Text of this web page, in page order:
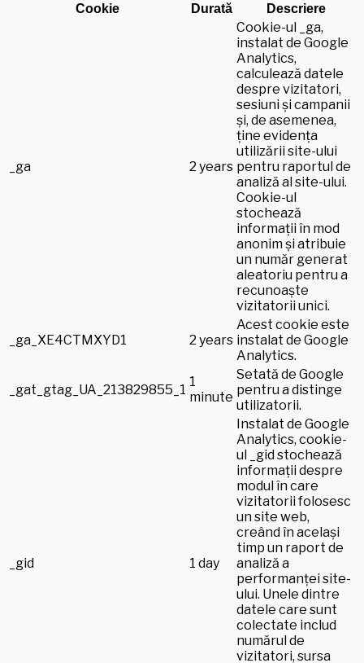
Cookie Durată Descriere
_ga 2 years
Cookie-ul _ga,
instalat de Google
Analytics,
calculează datele
despre vizitatori,
sesiuni și campanii
și, de asemenea,
ține evidența
utilizării site-ului
pentru raportul de
analiză al site-ului.
Cookie-ul
stochează
informații în mod
anonim și atribuie
un număr generat
aleatoriu pentru a
recunoaște
vizitatorii unici.
_ga_XE4CTMXYD1 2 years
Acest cookie este
instalat de Google
Analytics.
_gat_gtag_UA_213829855_1
1
minute
Setată de Google
pentru a distinge
utilizatorii.
_gid 1 day
Instalat de Google
Analytics, cookie-
ul _gid stochează
informații despre
modul în care
vizitatorii folosesc
un site web,
creând în același
timp un raport de
analiză a
performanței site-
ului. Unele dintre
datele care sunt
colectate includ
numărul de
vizitatori, sursa